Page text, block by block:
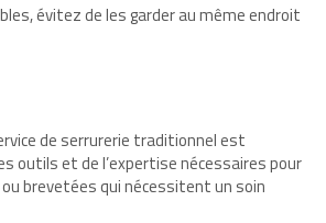
évitez de les garder au même endroit
de serrurerie traditionnel est
outils et de l’expertise nécessaires pour
brevetées qui nécessitent un soin